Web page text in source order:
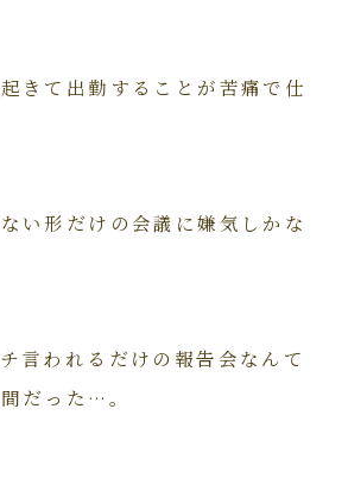
きて出勤することが苦痛で仕
い形だけの会議に嫌気しかな
言われるだけの報告会なんて
だった…。